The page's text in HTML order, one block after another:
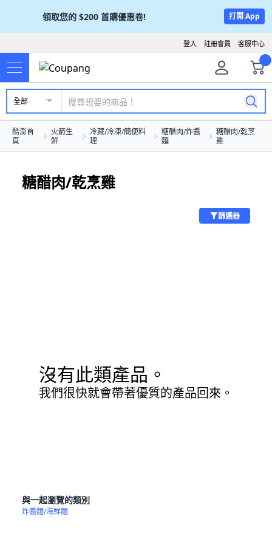
領取您的 $200 首購優惠卷! 打開 App
客服中心
註冊會員
登入
全部
酷澎首
頁
火箭生
鮮
冷藏/冷凍/簡便料
理
糖醋肉/炸醬
麵
糖醋肉/乾烹
雞
糖醋肉/乾烹雞
篩選器
沒有此類產品。
我們很快就會帶著優質的產品回來。
與一起瀏覽的類別
炸醬麵/海鮮麵